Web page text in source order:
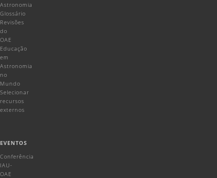
Astronomia
Glossário
Revisões
do
OAE
Educação
em
Astronomia
no
Mundo
Selecionar
recursos
externos
EVENTOS
Conferência
IAU-
OAE